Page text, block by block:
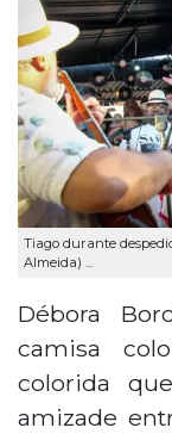
Tiago durante
Almeida) ...
Débora
camisa
colorida
amizade